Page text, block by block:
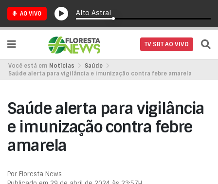
AO VIVO Alto Astral
TV SBT AO VIVO
Você está em Notícias
Saúde
Saúde alerta para vigilância e imunização contra febre amarela
Saúde alerta para vigilância
e imunização contra febre
amarela
Por Floresta News